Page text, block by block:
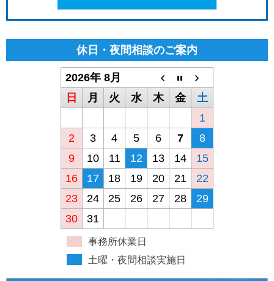
休日・夜間相談のご案内
2026年 8月
日
月 火 水 木 金
土
1
2
3 4 5 6 7
8
9
10 11 12 13 14
15
16
17 18 19 20 21
22
23
24 25 26 27 28
29
30
31
事務所休業日
土曜・夜間相談実施日